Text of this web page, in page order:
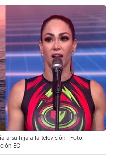
a su hija a la televisión | Foto:
EC